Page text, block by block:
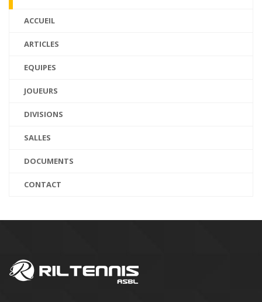
ACCUEIL
ARTICLES
EQUIPES
JOUEURS
DIVISIONS
SALLES
DOCUMENTS
CONTACT